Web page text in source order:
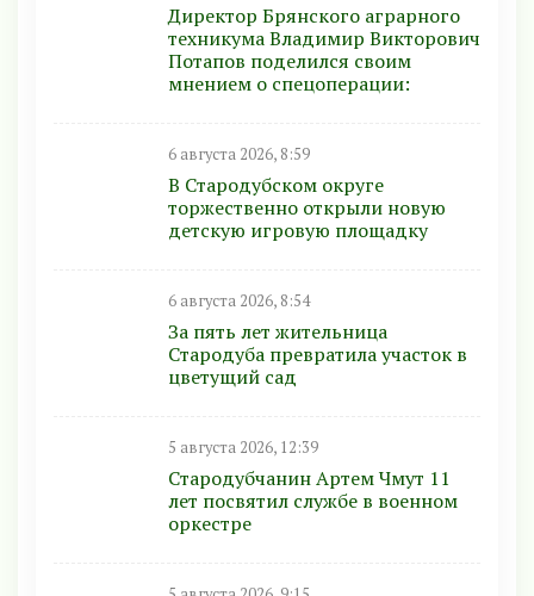
Директор Брянского аграрного
техникума Владимир Викторович
Потапов поделился своим
мнением о спецоперации:
6 августа 2026, 8:59
В Стародубском округе
торжественно открыли новую
детскую игровую площадку
6 августа 2026, 8:54
За пять лет жительница
Стародуба превратила участок в
цветущий сад
5 августа 2026, 12:39
Стародубчанин Артем Чмут 11
лет посвятил службе в военном
оркестре